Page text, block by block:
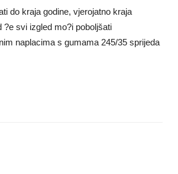
do kraja godine, vjerojatno kraja
svi izgled mo?i poboljšati
naplacima s gumama 245/35 sprijeda